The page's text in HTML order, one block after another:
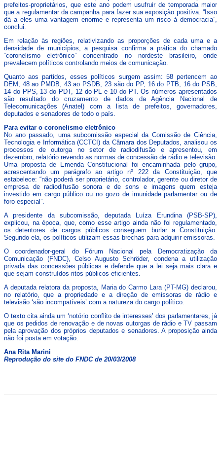
prefeitos-proprietários, que este ano podem usufruir de temporada maior
que a regulamentar da campanha para fazer sua exposição positiva. “Isso
dá a eles uma vantagem enorme e representa um risco à democracia”,
conclui.
Em relação às regiões, relativizando as proporções de cada uma e a
densidade de municípios, a pesquisa confirma a prática do chamado
“coronelismo eletrônico” concentrado no nordeste brasileiro, onde
prevalecem políticos controlando meios de comunicação.
Quanto aos partidos, esses políticos surgem assim: 58 pertencem ao
DEM, 48 ao PMDB, 43 ao PSDB, 23 são do PP, 16 do PTB, 16 do PSB,
14 do PPS, 13 do PDT, 12 do PL e 10 do PT. Os números apresentados
são resultado do cruzamento de dados da Agência Nacional de
Telecomunicações (Anatel) com a lista de prefeitos, governadores,
deputados e senadores de todo o país.
Para evitar o coronelismo eletrônico
No ano passado, uma subcomissão especial da Comissão de Ciência,
Tecnologia e Informática (CCTCI) da Câmara dos Deputados, analisou os
processos de outorga no setor de radiodifusão e apresentou, em
dezembro, relatório revendo as normas de concessão de rádio e televisão.
Uma proposta de Emenda Constitucional foi encaminhada pelo grupo,
acrescentando um parágrafo ao artigo nº 222 da Constituição, que
estabelece: “não poderá ser proprietário, controlador, gerente ou diretor de
empresa de radiodifusão sonora e de sons e imagens quem esteja
investido em cargo público ou no gozo de imunidade parlamentar ou de
foro especial”.
A presidente da subcomissão, deputada Luíza Erundina (PSB-SP),
explicou, na época, que, como esse artigo ainda não foi regulamentado,
os detentores de cargos públicos conseguem burlar a Constituição.
Segundo ela, os políticos utilizam essas brechas para adquirir emissoras.
O coordenador-geral do Fórum Nacional pela Democratização da
Comunicação (FNDC), Celso Augusto Schröder, condena a utilização
privada das concessões públicas e defende que a lei seja mais clara e
que sejam construídos ritos públicos eficientes.
A deputada relatora da proposta, Maria do Carmo Lara (PT-MG) declarou,
no relatório, que a propriedade e a direção de emissoras de rádio e
televisão ‘são incompatíveis’ com a natureza do cargo político.
O texto cita ainda um ‘notório conflito de interesses’ dos parlamentares, já
que os pedidos de renovação e de novas outorgas de rádio e TV passam
pela aprovação dos próprios deputados e senadores. A proposição ainda
não foi posta em votação.
Ana Rita Marini
Reprodução do site do FNDC de 20/03/2008